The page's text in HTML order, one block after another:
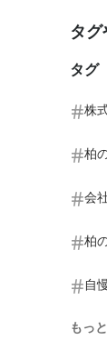
タ
タグ
株
柏
会
柏
自
もっ